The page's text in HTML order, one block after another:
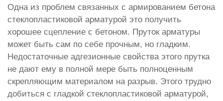
Одна из проблем связанных с армированием бетона
стеклопластиковой арматурой это получить
хорошее сцепление с бетоном. Пруток арматуры
может быть сам по себе прочным, но гладким.
Недостаточные адгезионные свойства этого прутка
не дают ему в полной мере быть полноценным
скрепляющим материалом на разрыв. Этого трудно
добиться с гладкой стеклопластиковой арматурой,